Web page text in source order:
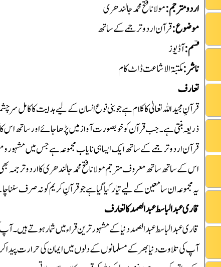
8 سورۃ
سورۃ التوبہ
10 سورۃ یونس
اردو مترجم:مولانا فتح محمد جالندھری
موضوع:قرآن اردو ترجمے کے ساتھ
قسم:آڈیوز
ناشر:مکتبۃ الاشاعت ڈاٹ کام
تعارف
قرآنِ مجید اللہ تعالیٰ کا کلام ہے جو بنی نوع انسان کے لیے ہدایت کا
ذریعہ بنتی ہے۔ جب قرآن کو خوبصورت آواز میں پڑھا جائے اور ساتھ اس
قرآن اردو ترجمے کے ساتھ ایک ایسا ہی نایاب مجموعہ ہے جس میں مشہور و
اس کے ساتھ ساتھ معروف مترجم مولانا فتح محمد جالندھری کا اردو ترجمہ
یہ مجموعہ ان سامعین کے لیے تیار کیا گیا ہے جو قرآنِ کریم کو نہ صرف سننا
قاری عبدالباسط عبدالصمد کا تعارف
قاری عبدالباسط عبدالصمد دنیا کے مشہور ترین قراء میں شمار ہوتے ہیں۔
آپ کی تلاوت دنیا بھر کے مسلمانوں کے دلوں میں ایمان کی حرارت